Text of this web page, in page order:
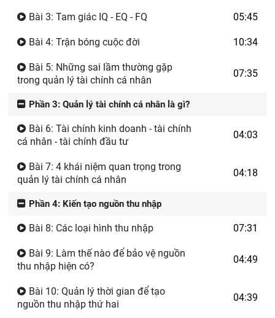
Bài 3: Tam giác IQ - EQ - FQ 05:45
Bài 4: Trận bóng cuộc đời 10:34
Bài 5: Những sai lầm thường gặp
trong quản lý tài chính cá nhân
07:35
Phần 3: Quản lý tài chính cá nhân là gì?
Bài 6: Tài chính kinh doanh - tài chính
cá nhân - tài chính đầu tư
04:03
Bài 7: 4 khái niệm quan trọng trong
quản lý tài chính cá nhân
04:18
Phần 4: Kiến tạo nguồn thu nhập
Bài 8: Các loại hình thu nhập 07:31
Bài 9: Làm thế nào để bảo vệ nguồn
thu nhập hiện có?
04:49
Bài 10: Quản lý thời gian để tạo
nguồn thu nhập thứ hai
04:39